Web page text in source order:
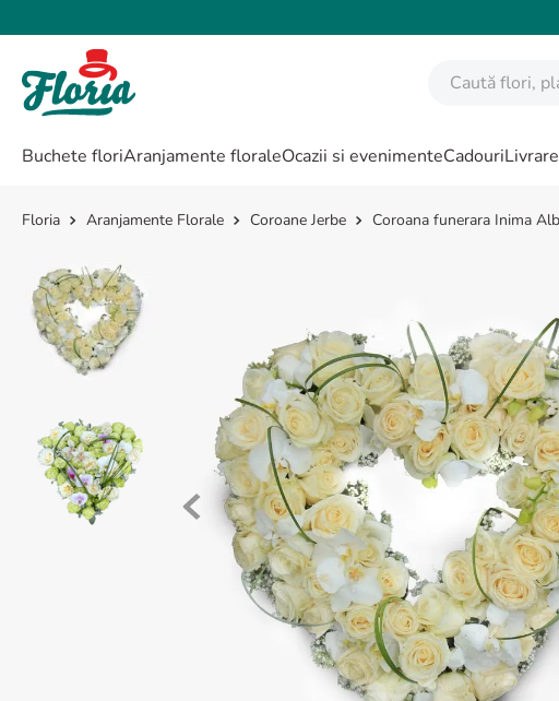
4. floarea soarelui
5. buchet lalele
6. hortensie
buchet crini
buchet trandafiri
9. trandafiri albi
10. crin
Buchete floriAranjamente floraleOcazii si evenimenteCadouri
Aranjamente Florale Coroane Jerbe Coroana funerara Inima